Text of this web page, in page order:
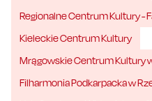
Regionalne Centrum Kultury -
Kieleckie Centrum Kultury
Mrągowskie Centrum Kultury
Filharmonia Podkarpacka w